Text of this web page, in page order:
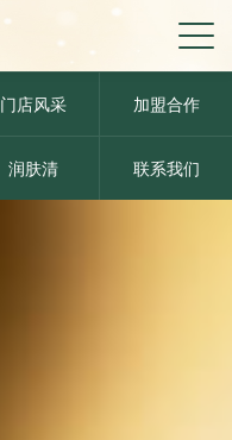
门店风采 加盟合作
润肤清 联系我们